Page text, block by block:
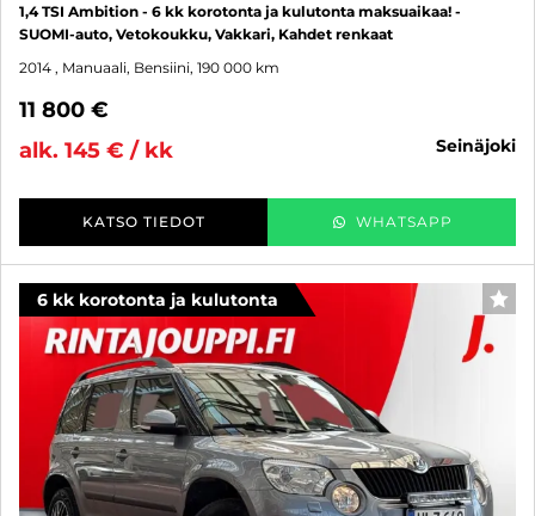
1,4 TSI Ambition - 6 kk korotonta ja kulutonta maksuaikaa! -
SUOMI-auto, Vetokoukku, Vakkari, Kahdet renkaat
2014 , Manuaali, Bensiini, 190 000 km
11 800 €
alk. 145 € / kk
seinäjoki
KATSO TIEDOT WHATSAPP
6 kk korotonta ja kulutonta